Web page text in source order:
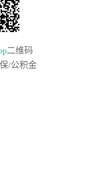
二维码
/公积金